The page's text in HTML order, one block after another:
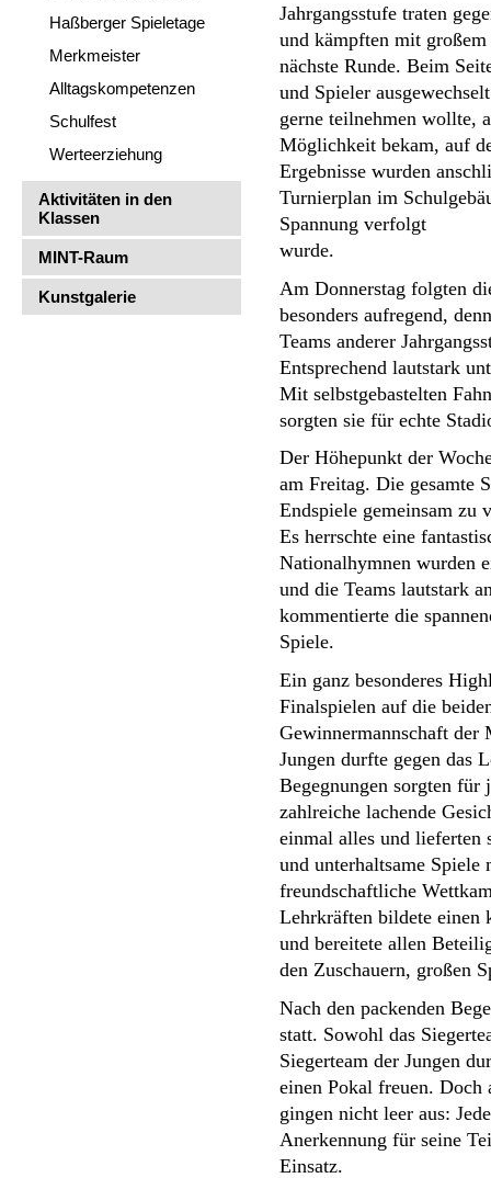
Haßberger Spieletage
Merkmeister
Alltagskompetenzen
Schulfest
Werteerziehung
Aktivitäten in den
Klassen
MINT-Raum
Kunstgalerie
Jahrgangsstufe traten
und kämpften mit
nächste Runde. Beim
und Spieler
gerne teilnehmen wollte,
Möglichkeit bekam, auf
Ergebnisse wurden
Turnierplan im
Spannung verfolgt
wurde.
Am Donnerstag folgten
besonders aufregend,
Teams anderer
Entsprechend lautstark
Mit selbstgebastelten
sorgten sie für echte
Der Höhepunkt der
am Freitag. Die gesamte
Endspiele gemeinsam zu
Es herrschte eine
Nationalhymnen wurden
und die Teams lautstark
kommentierte die
Spiele.
Ein ganz besonderes
Finalspielen auf die
Gewinnermannschaft der
Jungen durfte gegen das
Begegnungen sorgten für
zahlreiche lachende
einmal alles und lieferten
und unterhaltsame
freundschaftliche
Lehrkräften bildete einen
und bereitete allen
den Zuschauern, großen
Nach den packenden
statt. Sowohl das
Siegerteam der Jungen
einen Pokal freuen. Doch
gingen nicht leer aus:
Anerkennung für seine
Einsatz.